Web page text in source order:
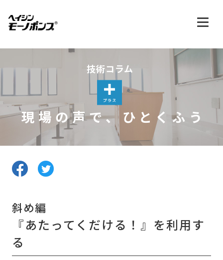
技術コラム
現場の声で、ひとくふう
斜め編
『あたってくだける！』を利用す
る